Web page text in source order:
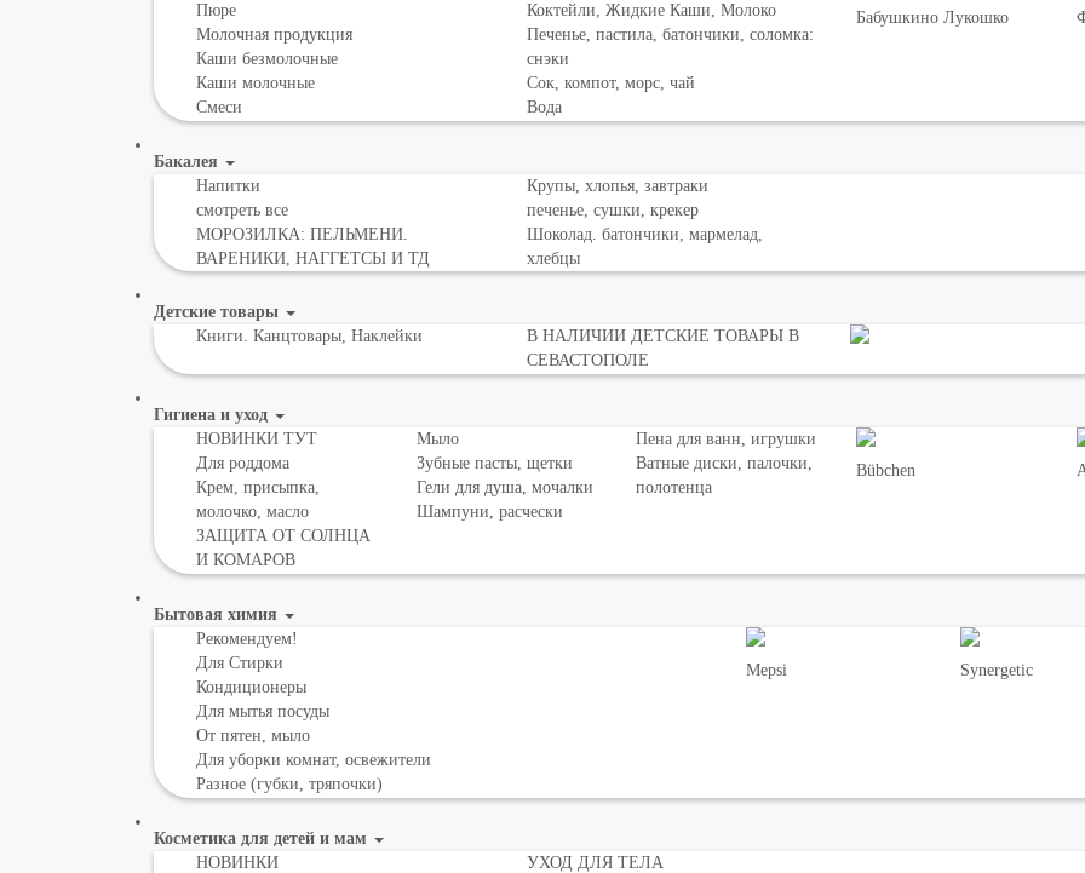
Пюре
Молочная продукция
Каши безмолочные
Каши молочные
Смеси
Коктейли, Жидкие Каши, Молоко
Печенье, пастила, батончики, соломка:
снэки
Сок, компот, морс, чай
Вода
Бабушкино Лукошко
Бакалея
Напитки
смотреть все
МОРОЗИЛКА: ПЕЛЬМЕНИ.
ВАРЕНИКИ, НАГГЕТСЫ И ТД
Крупы, хлопья, завтраки
печенье, сушки, крекер
Шоколад. батончики, мармелад,
хлебцы
Детские товары
Книги. Канцтовары, Наклейки
В НАЛИЧИИ ДЕТСКИЕ ТОВАРЫ В
СЕВАСТОПОЛЕ
Гигиена и уход
НОВИНКИ ТУТ
Для роддома
Крем, присыпка,
молочко, масло
ЗАЩИТА ОТ СОЛНЦА
И КОМАРОВ
Мыло
Зубные пасты, щетки
Гели для душа, мочалки
Шампуни, расчески
Пена для ванн, игрушки
Ватные диски, палочки,
полотенца
Bübchen
Бытовая химия
Рекомендуем!
Для Стирки
Кондиционеры
Для мытья посуды
От пятен, мыло
Для уборки комнат, освежители
Разное (губки, тряпочки)
Mepsi Synergetic
Косметика для детей и мам
НОВИНКИ
УХОД ДЛЯ ТЕЛА